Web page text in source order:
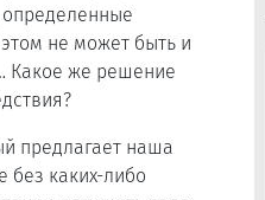
определенные
не может быть и
Какое же решение
предлагает наша
каких-либо